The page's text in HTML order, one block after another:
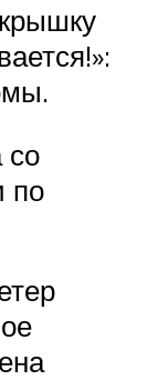
со
по